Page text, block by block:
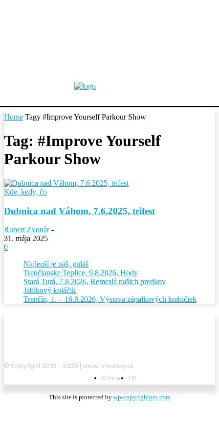
Home Tagy #Improve Yourself Parkour Show
Tag: #Improve Yourself
Parkour Show
Kde, kedy, čo
Dubnica nad Váhom, 7.6.2025, trifest
Robert Zvonár -
31. mája 2025
0
Najlepší je náš, guláš
Trenčianske Teplice, 9.8.2026, Hody
Stará Turá, 7.8.2026, Remeslá našich predkov
Jablkový koláčik
Trenčín, 1. – 16.8.2026, Výstava zápalkových krabičiek
© Copyright 2018 - 2023 | www.i-novinky.sk
O mne
PR
This site is protected by wp-copyrightpro.com